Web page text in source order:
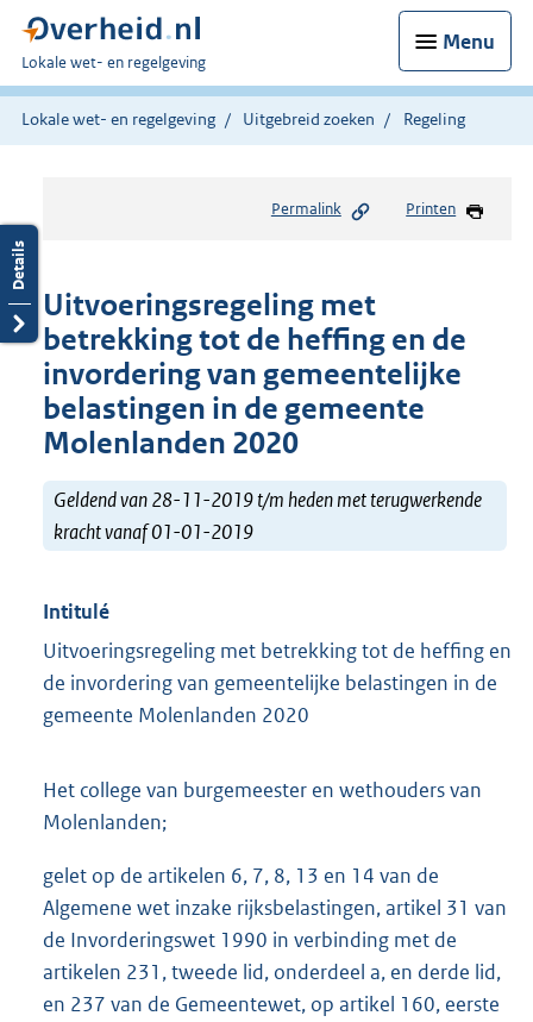
Menu
U
bent
hier:
Lokale wet- en regelgeving
Lokale wet- en regelgeving Uitgebreid zoeken Regeling
Permalink Printen
Uitvoeringsregeling met
betrekking tot de heffing en de
invordering van gemeentelijke
belastingen in de gemeente
Molenlanden 2020
Geldend van 28-11-2019 t/m heden met terugwerkende
kracht vanaf 01-01-2019
Intitulé
Uitvoeringsregeling met betrekking tot de heffing en
de invordering van gemeentelijke belastingen in de
gemeente Molenlanden 2020
Het college van burgemeester en wethouders van
Molenlanden;
gelet op de artikelen 6, 7, 8, 13 en 14 van de
Algemene wet inzake rijksbelastingen, artikel 31 van
de Invorderingswet 1990 in verbinding met de
artikelen 231, tweede lid, onderdeel a, en derde lid,
en 237 van de Gemeentewet, op artikel 160, eerste